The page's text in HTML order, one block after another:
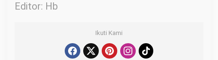
Editor: Hb
Ikuti Kami